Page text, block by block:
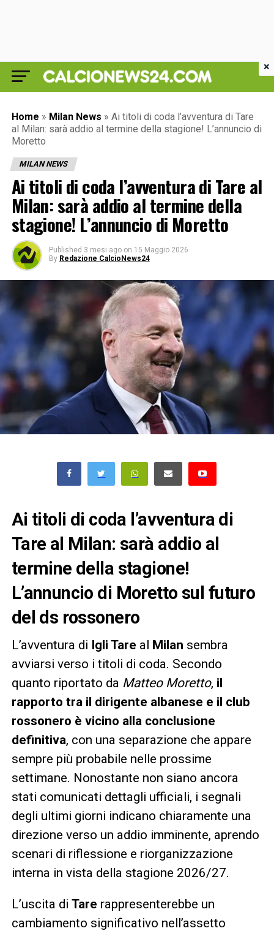
Home » Milan News » Ai titoli di coda l’avventura di Tare
al Milan: sarà addio al termine della stagione! L’annuncio di
Moretto
MILAN NEWS
Ai titoli di coda l’avventura di Tare al
Milan: sarà addio al termine della
stagione! L’annuncio di Moretto
Published 3 mesi ago on 15 Maggio 2026
By Redazione CalcioNews24
Ai titoli di coda l’avventura di
Tare al Milan: sarà addio al
termine della stagione!
L’annuncio di Moretto sul futuro
del ds rossonero
L’avventura di Igli Tare al Milan sembra
avviarsi verso i titoli di coda. Secondo
quanto riportato da Matteo Moretto, il
rapporto tra il dirigente albanese e il club
rossonero è vicino alla conclusione
definitiva, con una separazione che appare
sempre più probabile nelle prossime
settimane. Nonostante non siano ancora
stati comunicati dettagli ufficiali, i segnali
degli ultimi giorni indicano chiaramente una
direzione verso un addio imminente, aprendo
scenari di riflessione e riorganizzazione
interna in vista della stagione 2026/27.
L’uscita di Tare rappresenterebbe un
cambiamento significativo nell’assetto
×